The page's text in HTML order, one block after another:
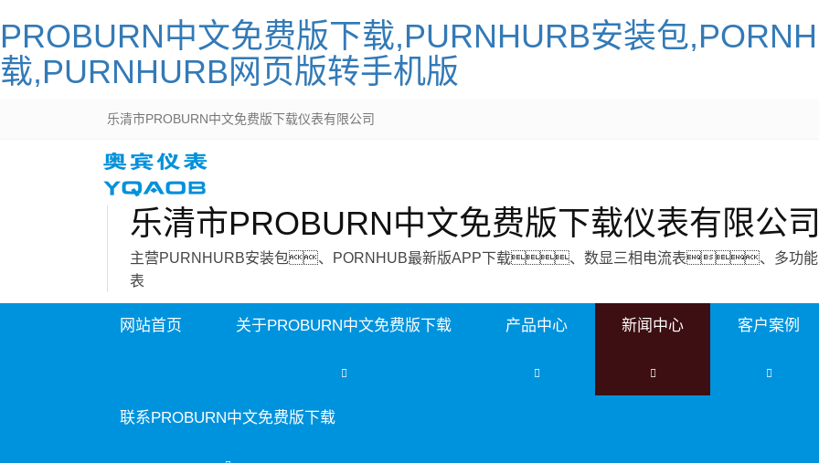
PROBURN中文免费版下载,PURNHURB安装包
载,PURNHURB网页版转手机版
乐清市PROBURN中文免费版下载仪表有限公司
乐清市PROBURN中文免费版下载仪表有限公
主营PURNHURB安装包、PORNHUB最新版APP下载、数显三相电流表、多功能
表
网站首页 关于PROBURN中文免费版下载 产品中心 新闻中心 客户案例
联系PROBURN中文免费版下载